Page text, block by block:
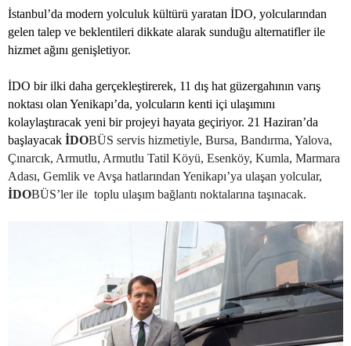
İstanbul’da modern yolculuk kültürü yaratan İDO, yolcularından
gelen talep ve beklentileri dikkate alarak sunduğu alternatifler ile
hizmet ağını genişletiyor.
İDO bir ilki daha gerçekleştirerek, 11 dış hat güzergahının varış
noktası olan Yenikapı’da, yolcuların kenti içi ulaşımını
kolaylaştıracak yeni bir projeyi hayata geçiriyor. 21 Haziran’da
başlayacak İDOBÜS servis hizmetiyle, Bursa, Bandırma, Yalova,
Çınarcık, Armutlu, Armutlu Tatil Köyü, Esenköy, Kumla, Marmara
Adası, Gemlik ve Avşa hatlarından Yenikapı’ya ulaşan yolcular,
İDOBÜS’ler ile toplu ulaşım bağlantı noktalarına taşınacak.